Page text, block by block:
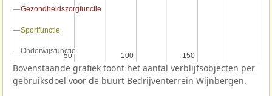
50
50 100
100 150
150
Gezondheidszorgfunctie
Gezondheidszorgfunctie
Sportfunctie
Sportfunctie
Onderwijsfunctie
Onderwijsfunctie
Bovenstaande grafiek toont het aantal verblijfsobjecten per
gebruiksdoel voor de buurt Bedrijventerrein Wijnbergen.